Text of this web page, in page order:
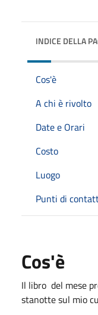
INDICE DELLA
Cos'è
A chi è rivolto
Date e Orari
Costo
Luogo
Punti di
Cos'è
Il libro del mese
stanotte sul mio